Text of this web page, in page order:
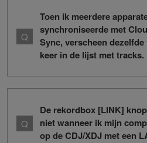
Toen ik meerdere
synchroniseerde met
Sync, verscheen
keer in de lijst met tracks.
De rekordbox [LINK]
niet wanneer ik mijn
op de CDJ/XDJ met een